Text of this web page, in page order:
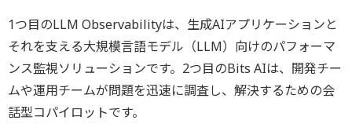
1つ目のLLM Observabilityは、生成AIアプリケーションと
それを支える大規模言語モデル（LLM）向けのパフォーマ
ンス監視ソリューションです。2つ目のBits AIは、開発チー
ムや運用チームが問題を迅速に調査し、解決するための会
話型コパイロットです。